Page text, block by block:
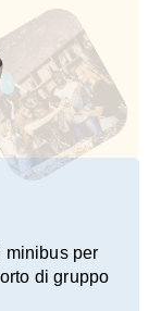
minibus per
di gruppo